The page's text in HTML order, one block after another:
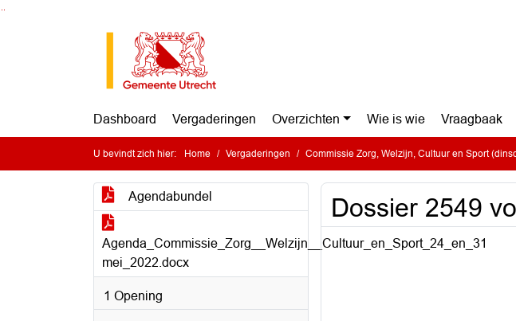
Dashboard Vergaderingen Overzichten Wie is wie Vraagbaak
U bevindt zich hier: Home Vergaderingen Commissie Zorg, Welzijn, Cultuur en Sport
Agendabundel
Agenda_Commissie_Zorg__Welzijn__Cultuur_en_Sport_24_en_31
mei_2022.docx
1 Opening
Dossier 2549